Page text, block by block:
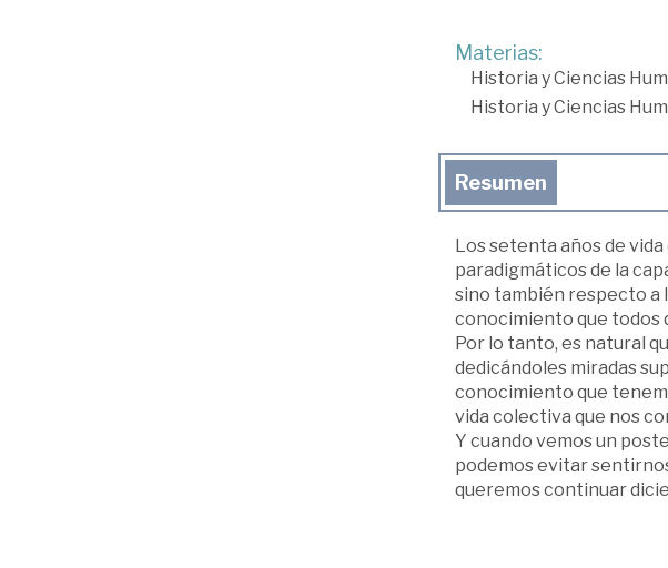
Materias:
Historia y Ciencias
Historia y Ciencias
Resumen
Los setenta años de vida
paradigmáticos de la
sino también respecto a
conocimiento que todos
Por lo tanto, es natural
dedicándoles miradas
conocimiento que
vida colectiva que nos
Y cuando vemos un
podemos evitar
queremos continuar